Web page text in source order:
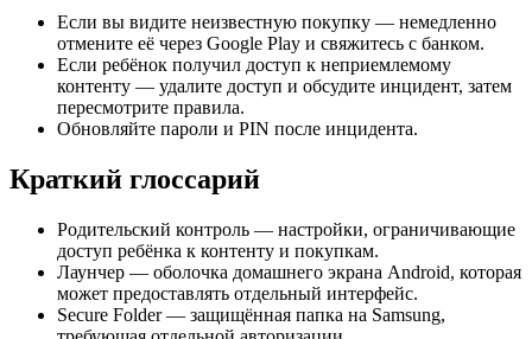
Если вы видите неизвестную покупку — немедленно
отмените её через Google Play и свяжитесь с банком.
Если ребёнок получил доступ к неприемлемому
контенту — удалите доступ и обсудите инцидент, затем
пересмотрите правила.
Обновляйте пароли и PIN после инцидента.
Краткий глоссарий
Родительский контроль — настройки, ограничивающие
доступ ребёнка к контенту и покупкам.
Лаунчер — оболочка домашнего экрана Android, которая
может предоставлять отдельный интерфейс.
Secure Folder — защищённая папка на Samsung,